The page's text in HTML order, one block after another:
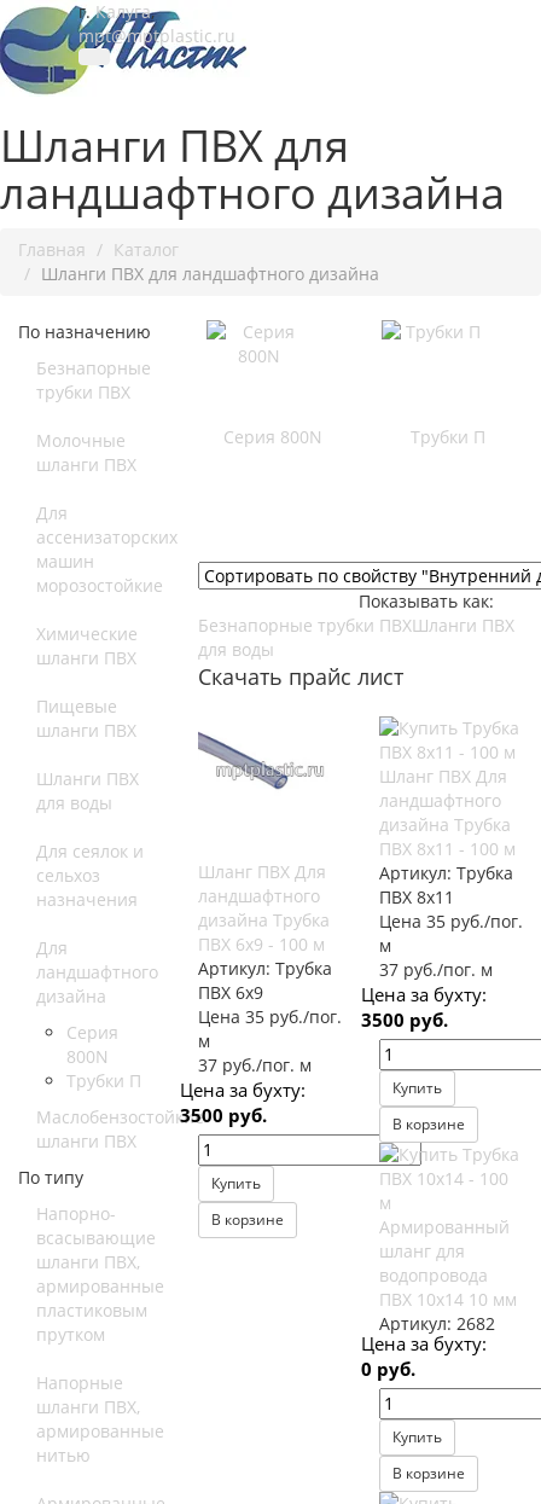
г.Калуга,
mpt@mptplastic.ru
Шланги ПВХ для
ландшафтного дизайна
Главная
Каталог
Шланги ПВХ для ландшафтного дизайна
По назначению
Безнапорные
трубки ПВХ
Молочные
шланги ПВХ
Для
ассенизаторских
машин
морозостойкие
Химические
шланги ПВХ
Пищевые
шланги ПВХ
Шланги ПВХ
для воды
Для сеялок и
сельхоз
назначения
Для
ландшафтного
дизайна
Серия
800N
Трубки П
Маслобензостойкие
шланги ПВХ
По типу
Напорно-
всасывающие
шланги ПВХ,
армированные
пластиковым
прутком
Напорные
шланги ПВХ,
армированные
нитью
Серия 800N Трубки П
Показывать как:
Безнапорные трубки ПВХШланги ПВХ
для воды
Скачать прайс лист
Шланг ПВХ Для
ландшафтного
дизайна Трубка
ПВХ 6х9 - 100 м
Артикул:Трубка
ПВХ 6х9
Цена 35 руб./пог.
м
37 руб./пог. м
Цена за бухту:
3500 руб.
Купить
В корзине
Шланг ПВХ Для
ландшафтного
дизайна Трубка
ПВХ 8х11 - 100 м
Артикул: Трубка
ПВХ 8х11
Цена 35 руб./пог.
м
37 руб./пог. м
Цена за бухту:
3500 руб.
Купить
В корзине
Армированный
шланг для
водопровода
ПВХ 10x14 10 мм
Артикул: 2682
Цена за бухту:
0 руб.
Купить
В корзине